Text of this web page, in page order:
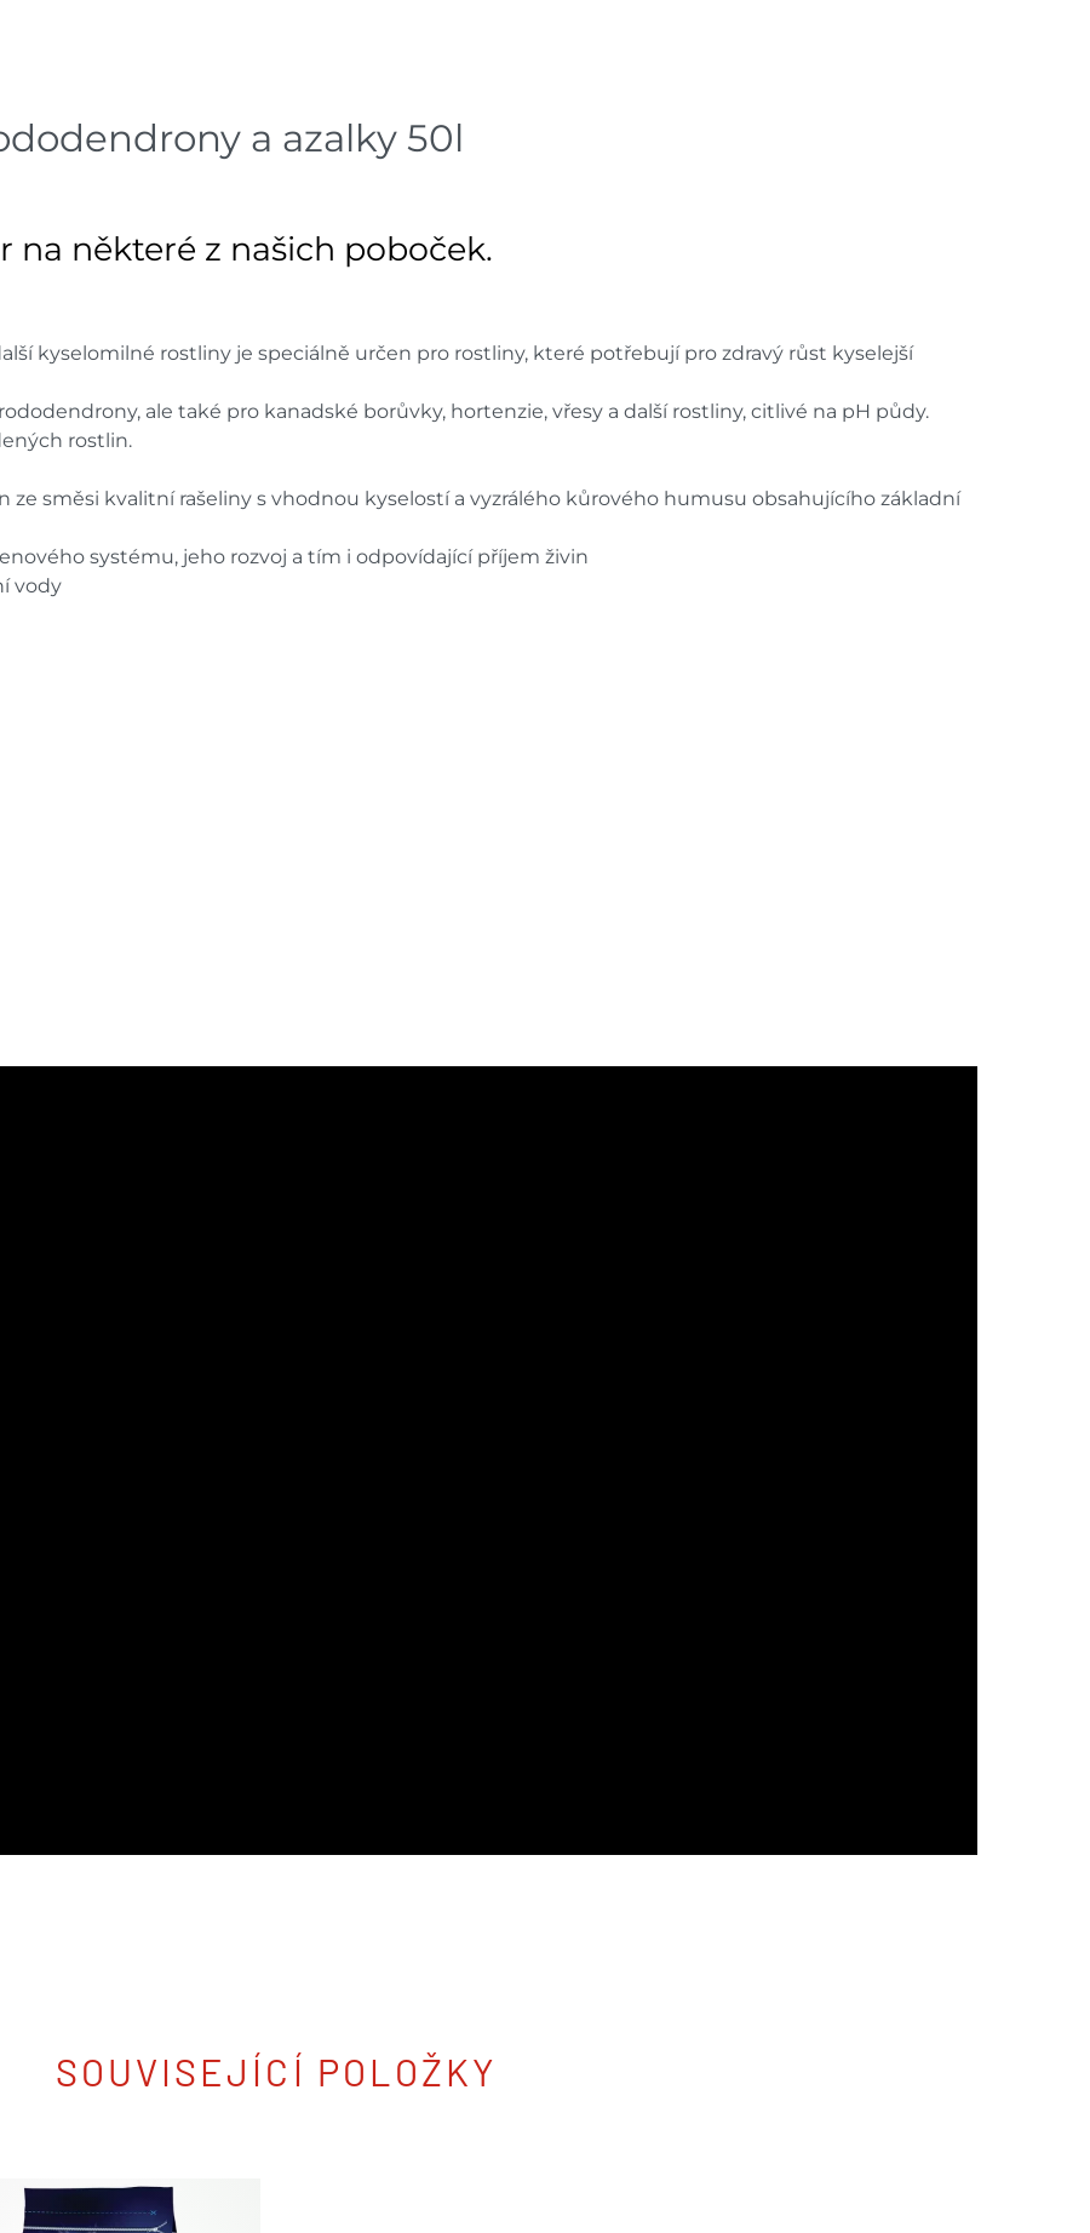
Ceny na prodejnách se mohou lišit od cen na e-shopu.
a azalky 50l
na některé z našich poboček.
kyselomilné rostliny je speciálně určen pro rostliny, které potřebují pro zdravý růst kyselejší
ale také pro kanadské borůvky, hortenzie, vřesy a další rostliny, citlivé na pH půdy.
rostlin.
ze směsi kvalitní rašeliny s vhodnou kyselostí a vyzrálého kůrového humusu obsahujícího základní
systému, jeho rozvoj a tím i odpovídající příjem živin
vody
SOUVISEJÍCÍ POLOŽKY